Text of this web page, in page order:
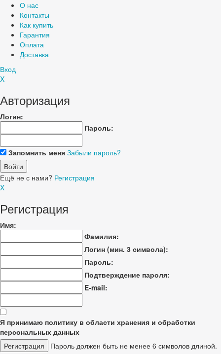
О нас
Контакты
Как купить
Гарантия
Оплата
Доставка
Вход
X
Авторизация
Логин:
Пароль:
Запомнить меня Забыли пароль?
Ещё не с нами? Регистрация
X
Регистрация
Имя:
Фамилия:
Логин (мин. 3 символа):
Пароль:
Подтверждение пароля:
E-mail:
Я принимаю политику в области хранения и обработки
персональных данных
Пароль должен быть не менее 6 символов длиной.